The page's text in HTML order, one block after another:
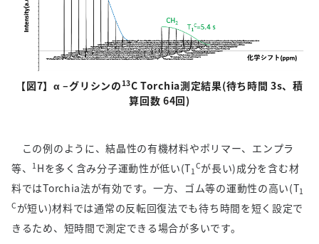
【図7】α–グリシンの 13C Torchia測定結果(待ち時間 3s、積
算回数 64回)
この例のように、結晶性の有機材料やポリマー、エンプラ
等、
1 Hを多く含み分子運動性が低い(T1
Cが長い)成分を含む材
料ではTorchia法が有効です。一方、ゴム等の運動性の高い(T1
C が短い)材料では通常の反転回復法でも待ち時間を短く設定で
きるため、短時間で測定できる場合が多いです。